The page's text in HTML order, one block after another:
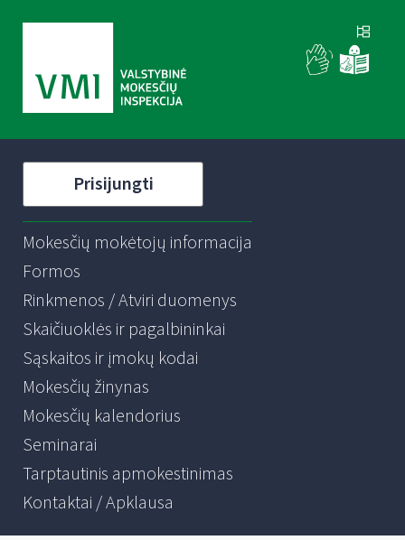
Prisijungti
Mokesčių mokėtojų informacija
Formos
Rinkmenos / Atviri duomenys
Skaičiuoklės ir pagalbininkai
Sąskaitos ir įmokų kodai
Mokesčių žinynas
Mokesčių kalendorius
Seminarai
Tarptautinis apmokestinimas
Kontaktai / Apklausa